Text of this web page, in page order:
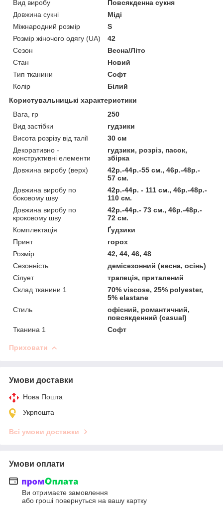
Вид виробу
Повсякденна сукня
Довжина сукні
Міді
Міжнародний розмір
S
Розмір жіночого одягу (UA)
42
Сезон
Весна/Літо
Стан
Новий
Тип тканини
Софт
Колір
Білий
Користувальницькі характеристики
Вага, гр
250
Вид застібки
гудзики
Висота розрізу від талії
30 см
Декоративно -
конструктивні елементи
гудзики, розріз, пасок,
збірка
Довжина виробу (верх)
42р.-44р.-55 см., 46р.-48р.-
57 см.
Довжина виробу по
боковому шву
42р.-44р. - 111 см., 46р.-48р.-
110 см.
Довжина виробу по
кроковому шву
42р.-44р.- 73 см., 46р.-48р.-
72 см.
Комплектація
Ґудзики
Принт
горох
Розмір
42, 44, 46, 48
Сезонність
демісезонний (весна, осінь)
Сілует
трапеція, приталений
Склад тканини 1
70% viscose, 25% polyester,
5% elastane
Стиль
офісний, романтичний,
повсякденний (casual)
Тканина 1
Софт
Приховати
Умови доставки
Нова Пошта
Укрпошта
Всі умови доставки
Умови оплати
Ви отримаєте замовлення
або гроші повернуться на вашу картку